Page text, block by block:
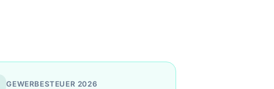
GEWERBESTEUER 2026